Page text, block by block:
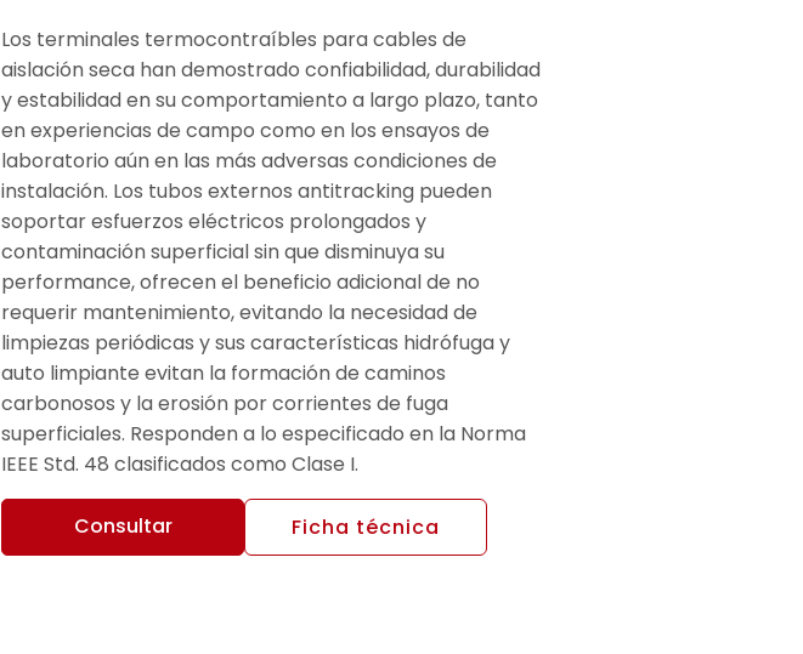
Los terminales termocontraíbles para cables de
aislación seca han demostrado confiabilidad, durabilidad
y estabilidad en su comportamiento a largo plazo, tanto
en experiencias de campo como en los ensayos de
laboratorio aún en las más adversas condiciones de
instalación. Los tubos externos antitracking pueden
soportar esfuerzos eléctricos prolongados y
contaminación superficial sin que disminuya su
performance, ofrecen el beneficio adicional de no
requerir mantenimiento, evitando la necesidad de
limpiezas periódicas y sus características hidrófuga y
auto limpiante evitan la formación de caminos
carbonosos y la erosión por corrientes de fuga
superficiales. Responden a lo especificado en la Norma
IEEE Std. 48 clasificados como Clase I.
Consultar Ficha técnica